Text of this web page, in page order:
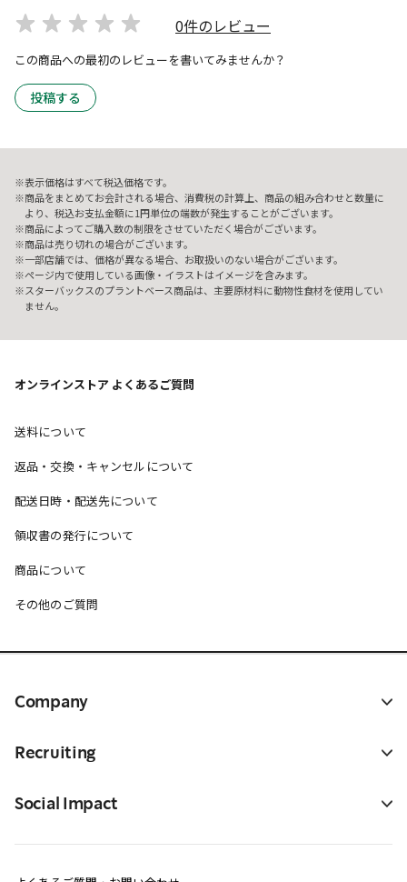
0件のレビュー
この商品への最初のレビューを書いてみませんか？
投稿する
表示価格はすべて税込価格です。
商品をまとめてお会計される場合、消費税の計算上、商品の組み合わせと数量に
より、税込お支払金額に1円単位の端数が発生することがございます。
商品によってご購入数の制限をさせていただく場合がございます。
商品は売り切れの場合がございます。
一部店舗では、価格が異なる場合、お取扱いのない場合がございます。
ページ内で使用している画像・イラストはイメージを含みます。
スターバックスのプラントベース商品は、主要原材料に動物性食材を使用してい
ません。
オンラインストア よくあるご質問
送料について
返品・交換・キャンセルについて
配送日時・配送先について
領収書の発行について
商品について
その他のご質問
Company
Recruiting
Social Impact